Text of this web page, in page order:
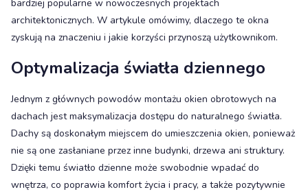
bardziej popularne w nowoczesnych projektach
architektonicznych. W artykule omówimy, dlaczego te okna
zyskują na znaczeniu i jakie korzyści przynoszą użytkownikom.
Optymalizacja światła dziennego
Jednym z głównych powodów montażu okien obrotowych na
dachach jest maksymalizacja dostępu do naturalnego światła.
Dachy są doskonałym miejscem do umieszczenia okien, ponieważ
nie są one zasłaniane przez inne budynki, drzewa ani struktury.
Dzięki temu światło dzienne może swobodnie wpadać do
wnętrza, co poprawia komfort życia i pracy, a także pozytywnie